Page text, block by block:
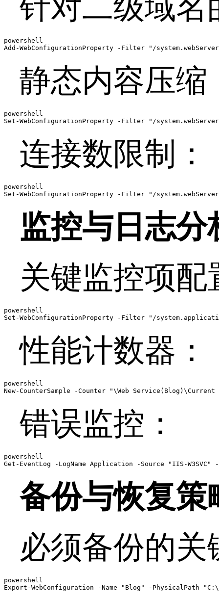
针对二级域名
powershell
Add-WebConfigurationProperty -Filter "/
静态内容压缩
powershell
Set-WebConfigurationProperty -Filter "/
连接数限制：
powershell
Set-WebConfigurationProperty -Filter "/
监控与日志分
关键监控项
powershell
Set-WebConfigurationProperty -Filter "/
性能计数器：
powershell
New-CounterSample -Counter "\Web Service(Blog)\Current
错误监控：
powershell
Get-EventLog -LogName Application -Source "IIS-
备份与恢复策
必须备份的
powershell
Export-WebConfiguration -Name "Blog" -PhysicalPath